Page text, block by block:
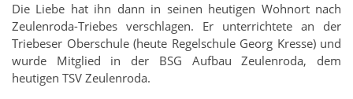
Die Liebe hat ihn dann in seinen heutigen Wohnort nach
Zeulenroda-Triebes verschlagen. Er unterrichtete an der
Triebeser Oberschule (heute Regelschule Georg Kresse) und
wurde Mitglied in der BSG Aufbau Zeulenroda, dem
heutigen TSV Zeulenroda.